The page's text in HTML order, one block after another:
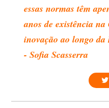
essas normas têm
anos de existência
inovação ao longo
- Sofia Scasserra